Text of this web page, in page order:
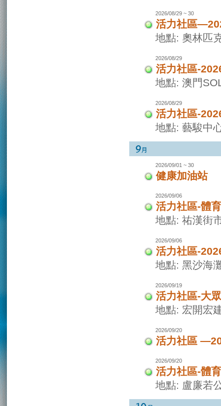
2026/08/29 ~ 30
活力社區
地點: 奧林匹
2026/08/29
活力社區-
地點: 澳門
2026/08/29
活力社區-
地點: 藝駿中
2026/09/01 ~ 30
健康加油站
2026/09/06
活力社區-體
地點: 祐漢街
2026/09/06
活力社區-
地點: 黑沙海
2026/09/19
活力社區-大
地點: 宏開宏
2026/09/20
活力社區
2026/09/20
活力社區-體
地點: 盧廉若